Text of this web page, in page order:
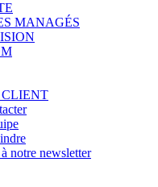
MANAGÉS
CLIENT
notre newsletter